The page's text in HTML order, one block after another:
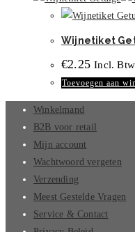
Wijnetiket
€2.25 Incl. Btw
Toevoegen aan
Winkelmand
B2B voor retail
Mijn account
Wachtwoord vergeten
Verzending
Meest Gestelde Vragen
Service & Contact